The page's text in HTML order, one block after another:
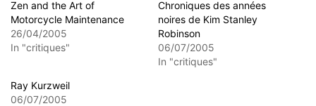
Zen and the Art of
Motorcycle Maintenance
26/04/2005
In "critiques"
Chroniques des années
noires de Kim Stanley
Robinson
06/07/2005
In "critiques"
Ray Kurzweil
06/07/2005